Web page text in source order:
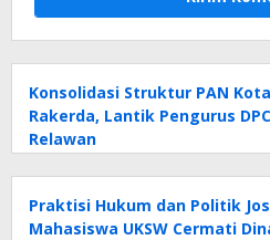
Konsolidasi Struktur PAN
Rakerda, Lantik Pengurus
Relawan
Praktisi Hukum dan Politik
Mahasiswa UKSW Cermati